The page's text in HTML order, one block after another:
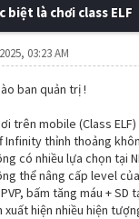
là chơi class ELF
03:23 AM
ban quản trị !
trên mobile (Class
Infinity thỉnh thoảng
có nhiều lựa chọn tại
thể nâng cấp level
PVP, bấm tăng máu +
xuất hiện nhiều hiện